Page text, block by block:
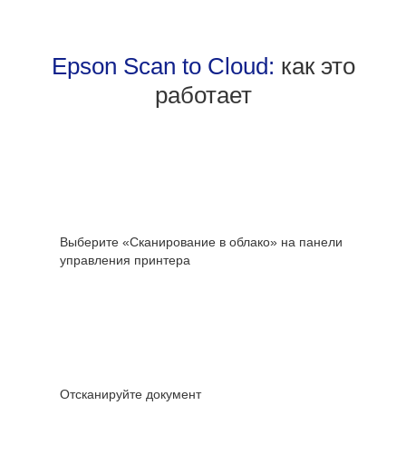
Epson Scan to Cloud: как это
работает
Выберите «Сканирование в облако» на панели
управления принтера
Отсканируйте документ